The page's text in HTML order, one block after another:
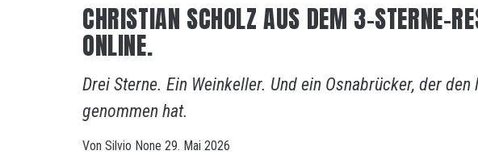
CHRISTIAN SCHOLZ AUS DEM 3-STERNE-
ONLINE.
Drei Sterne. Ein Weinkeller. Und ein Osnabrücker, der
genommen hat.
Von Silvio None 29. Mai 2026